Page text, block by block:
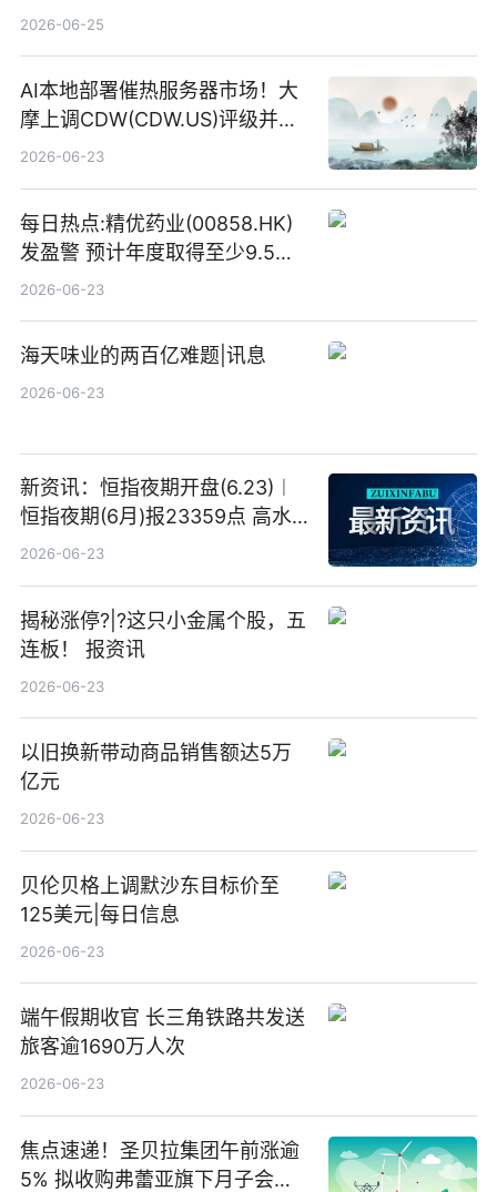
2026-06-25
AI本地部署催热服务器市场！大
摩上调CDW(CDW.US)评级并看
高IBM(IBM.US)戴尔(DELL.US)
2026-06-23
每日热点:精优药业(00858.HK)
发盈警 预计年度取得至少9.5亿
港元的亏损 同比盈转亏
2026-06-23
海天味业的两百亿难题|讯息
2026-06-23
新资讯：恒指夜期开盘(6.23)︱
恒指夜期(6月)报23359点 高水
23点
2026-06-23
揭秘涨停?|?这只小金属个股，五
连板！ 报资讯
2026-06-23
以旧换新带动商品销售额达5万
亿元
2026-06-23
贝伦贝格上调默沙东目标价至
125美元|每日信息
2026-06-23
端午假期收官 长三角铁路共发送
旅客逾1690万人次
2026-06-23
焦点速递！圣贝拉集团午前涨逾
5% 拟收购弗蕾亚旗下月子会所